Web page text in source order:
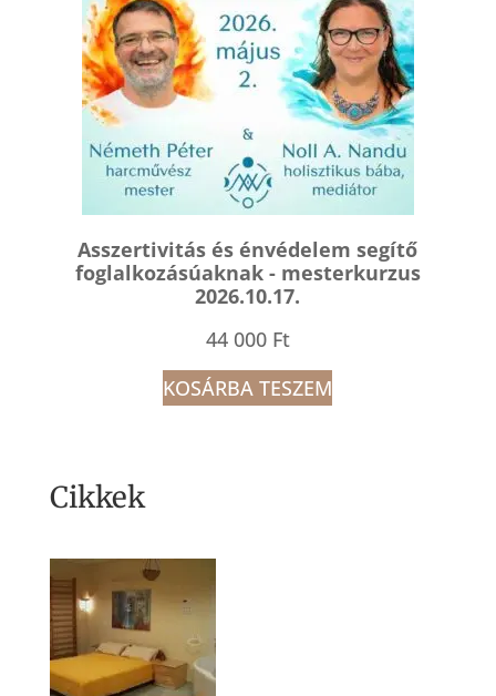
Asszertivitás és énvédelem segítő
foglalkozásúaknak - mesterkurzus
2026.10.17.
44 000 Ft
KOSÁRBA TESZEM
Cikkek